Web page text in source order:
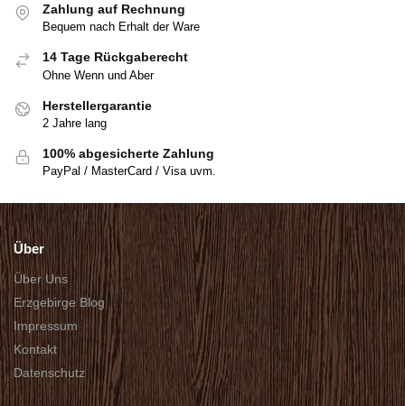
Zahlung auf Rechnung
Bequem nach Erhalt der Ware
14 Tage Rückgaberecht
Ohne Wenn und Aber
Herstellergarantie
2 Jahre lang
100% abgesicherte Zahlung
PayPal / MasterCard / Visa uvm.
Über
Über Uns
Erzgebirge Blog
Impressum
Kontakt
Datenschutz